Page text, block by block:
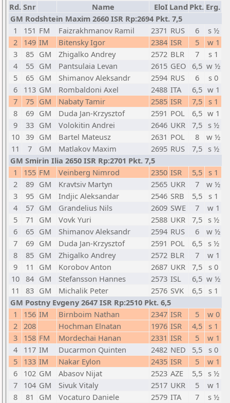
Rd. Snr Name EloI Land Pkt. Erg.
GM Rodshtein Maxim 2660 ISR Rp:2694 Pkt. 7,5
1
151 FM Faizrakhmanov Ramil 2371 RUS 6
s ½
2
149 IM Bitensky Igor 2384 ISR 5
w 1
3
85 GM Zhigalko Andrey 2572 BLR 7
s 1
4
55 GM Pantsulaia Levan 2615 GEO 6,5 w ½
5
65 GM Shimanov Aleksandr 2594 RUS 6
s 0
6
113 GM Rombaldoni Axel 2488 ITA 6,5 w 1
7
75 GM Nabaty Tamir 2585 ISR 7,5
s 1
8
69 GM Duda Jan-Krzysztof 2591 POL 6,5 w 1
9
33 GM Volokitin Andrei 2646 UKR 7,5
s ½
10 39 GM Bartel Mateusz 2631 POL 8
w ½
11
7 GM Matlakov Maxim 2695 RUS 7,5
s ½
GM Smirin Ilia 2650 ISR Rp:2701 Pkt. 7,5
1
155 FM Veinberg Nimrod 2350 ISR 5,5
s 1
2
89 GM Kravtsiv Martyn 2565 UKR 7
w ½
3
95 GM Indjic Aleksandar 2546 SRB 5,5
s 1
4
57 GM Grandelius Nils 2609 SWE 7
w 1
5
71 GM Vovk Yuri 2588 UKR 7,5 s ½
6
65 GM Shimanov Aleksandr 2594 RUS 6
w ½
7
69 GM Duda Jan-Krzysztof 2591 POL 6,5 s ½
8
85 GM Zhigalko Andrey 2572 BLR 7
w 1
9
11 GM Korobov Anton 2687 UKR 7,5
s 0
10 84 GM Stefansson Hannes 2573 ISL 6,5 w ½
11
83 GM Michalik Peter 2576 SVK 6,5
s 1
GM Postny Evgeny 2647 ISR Rp:2510 Pkt. 6,5
1
156 IM Birnboim Nathan 2347 ISR 5
w 0
2 208 Hochman Elnatan 1976 ISR 4,5
s 1
3
158 FM Mordechai Hanan 2331 ISR 5
w 1
4
117 IM Ducarmon Quinten 2482 NED 5,5
s 0
5
133 IM Nakar Eylon 2435 ISR 5
w 1
6
102 GM Abasov Nijat 2523 AZE 5,5 s ½
7
104 GM Sivuk Vitaly 2517 UKR 5
w 1
8
81 GM Vocaturo Daniele 2579 ITA 7
s ½